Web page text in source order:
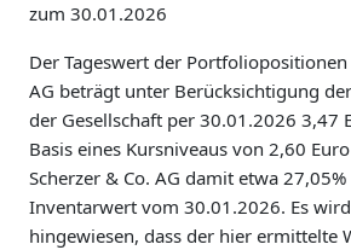
zum 30.01.2026
Der Tageswert der Portfoliopositionen
AG beträgt unter Berücksichtigung
der Gesellschaft per 30.01.2026 3,47
Basis eines Kursniveaus von 2,60
Scherzer & Co. AG damit etwa
Inventarwert vom 30.01.2026. Es
hingewiesen, dass der hier ermittelte